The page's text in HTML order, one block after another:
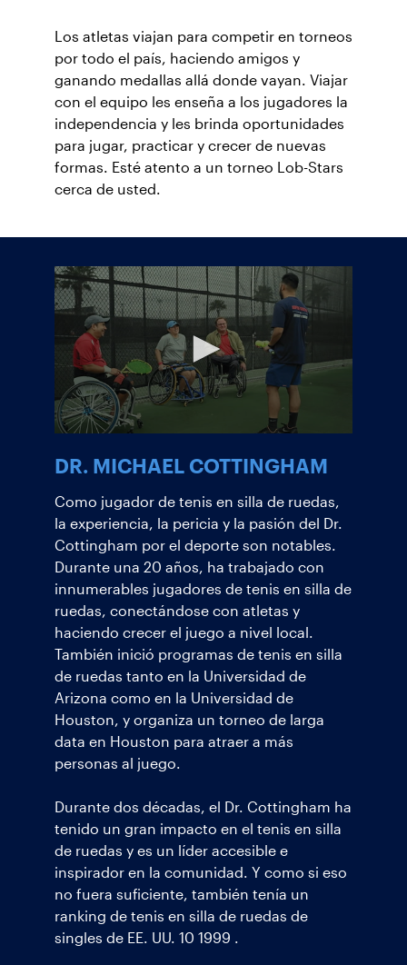
Los atletas viajan para competir en torneos
por todo el país, haciendo amigos y
ganando medallas allá donde vayan. Viajar
con el equipo les enseña a los jugadores la
independencia y les brinda oportunidades
para jugar, practicar y crecer de nuevas
formas. Esté atento a un torneo Lob-Stars
cerca de usted.
DR. MICHAEL COTTINGHAM
Como jugador de tenis en silla de ruedas,
la experiencia, la pericia y la pasión del Dr.
Cottingham por el deporte son notables.
Durante una 20 años, ha trabajado con
innumerables jugadores de tenis en silla de
ruedas, conectándose con atletas y
haciendo crecer el juego a nivel local.
También inició programas de tenis en silla
de ruedas tanto en la Universidad de
Arizona como en la Universidad de
Houston, y organiza un torneo de larga
data en Houston para atraer a más
personas al juego.
Durante dos décadas, el Dr. Cottingham ha
tenido un gran impacto en el tenis en silla
de ruedas y es un líder accesible e
inspirador en la comunidad. Y como si eso
no fuera suficiente, también tenía un
ranking de tenis en silla de ruedas de
singles de EE. UU. 10 1999 .